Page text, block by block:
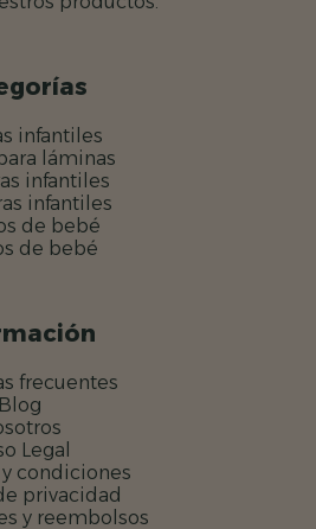
productos.
infantiles
láminas
infantiles
infantiles
de bebé
de bebé
frecuentes
Blog
Legal
condiciones
privacidad
y reembolsos